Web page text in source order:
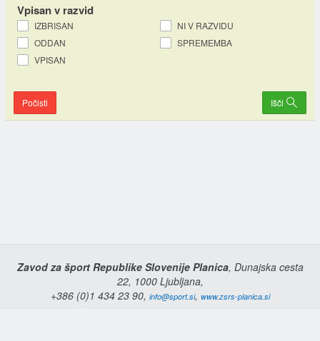
Vpisan v razvid
IZBRISAN
NI V RAZVIDU
ODDAN
SPREMEMBA
VPISAN
Počisti Išči
Zavod za šport Republike Slovenije Planica, Dunajska cesta
22, 1000 Ljubljana,
+386 (0)1 434 23 90, info@sport.si, www.zsrs-planica.si